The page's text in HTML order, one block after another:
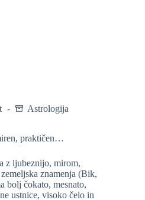
Astrologija
praktičen…
z ljubeznijo, mirom,
znamenja (Bik,
bolj čokato, mesnato,
ustnice, visoko čelo in